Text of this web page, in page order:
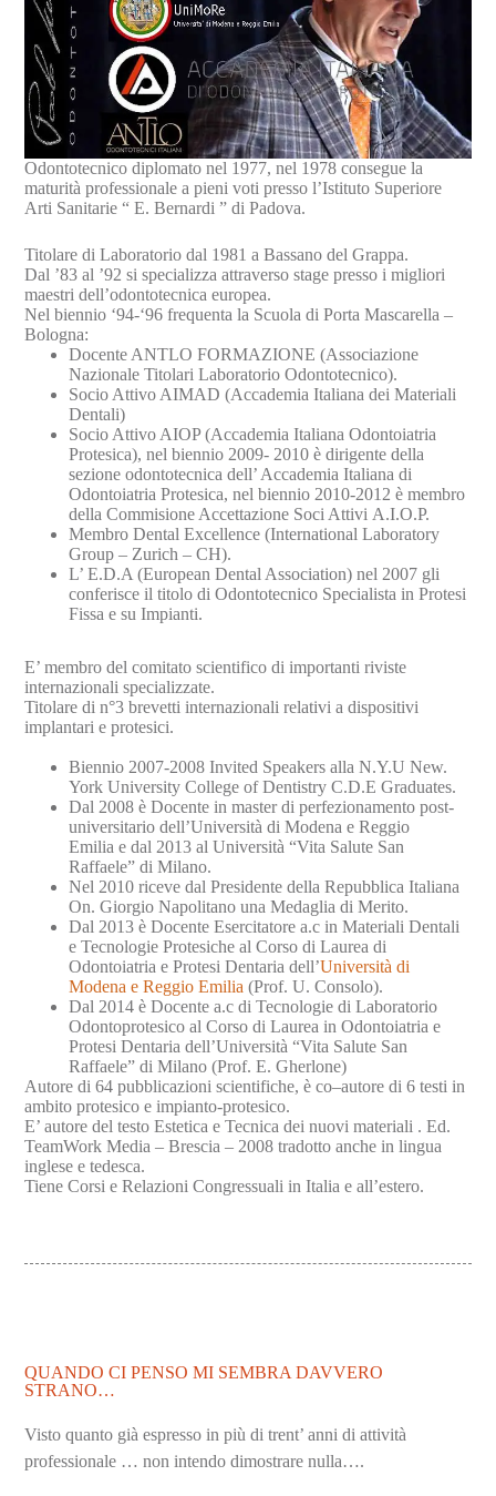
Odontotecnico diplomato nel 1977, nel 1978 consegue la
maturità professionale a pieni voti presso l’Istituto Superiore
Arti Sanitarie “ E. Bernardi ” di Padova.
Titolare di Laboratorio dal 1981 a Bassano del Grappa.
Dal ’83 al ’92 si specializza attraverso stage presso i migliori
maestri dell’odontotecnica europea.
Nel biennio ‘94-‘96 frequenta la Scuola di Porta Mascarella –
Bologna:
Docente ANTLO FORMAZIONE (Associazione
Nazionale Titolari Laboratorio Odontotecnico).
Socio Attivo AIMAD (Accademia Italiana dei Materiali
Dentali)
Socio Attivo AIOP (Accademia Italiana Odontoiatria
Protesica), nel biennio 2009- 2010 è dirigente della
sezione odontotecnica dell’ Accademia Italiana di
Odontoiatria Protesica, nel biennio 2010-2012 è membro
della Commisione Accettazione Soci Attivi A.I.O.P.
Membro Dental Excellence (International Laboratory
Group – Zurich – CH).
L’ E.D.A (European Dental Association) nel 2007 gli
conferisce il titolo di Odontotecnico Specialista in Protesi
Fissa e su Impianti.
E’ membro del comitato scientifico di importanti riviste
internazionali specializzate.
Titolare di n°3 brevetti internazionali relativi a dispositivi
implantari e protesici.
Biennio 2007-2008 Invited Speakers alla N.Y.U New.
York University College of Dentistry C.D.E Graduates.
Dal 2008 è Docente in master di perfezionamento post-
universitario dell’Università di Modena e Reggio
Emilia e dal 2013 al Università “Vita Salute San
Raffaele” di Milano.
Nel 2010 riceve dal Presidente della Repubblica Italiana
On. Giorgio Napolitano una Medaglia di Merito.
Dal 2013 è Docente Esercitatore a.c in Materiali Dentali
e Tecnologie Protesiche al Corso di Laurea di
Odontoiatria e Protesi Dentaria dell’Università di
Modena e Reggio Emilia (Prof. U. Consolo).
Dal 2014 è Docente a.c di Tecnologie di Laboratorio
Odontoprotesico al Corso di Laurea in Odontoiatria e
Protesi Dentaria dell’Università “Vita Salute San
Raffaele” di Milano (Prof. E. Gherlone)
Autore di 64 pubblicazioni scientifiche, è co–autore di 6 testi in
ambito protesico e impianto-protesico.
E’ autore del testo Estetica e Tecnica dei nuovi materiali . Ed.
TeamWork Media – Brescia – 2008 tradotto anche in lingua
inglese e tedesca.
Tiene Corsi e Relazioni Congressuali in Italia e all’estero.
QUANDO CI PENSO MI SEMBRA DAVVERO
STRANO…
Visto quanto già espresso in più di trent’ anni di attività
professionale … non intendo dimostrare nulla….